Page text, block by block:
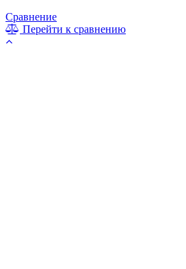
Сравнение
Перейти к сравнению